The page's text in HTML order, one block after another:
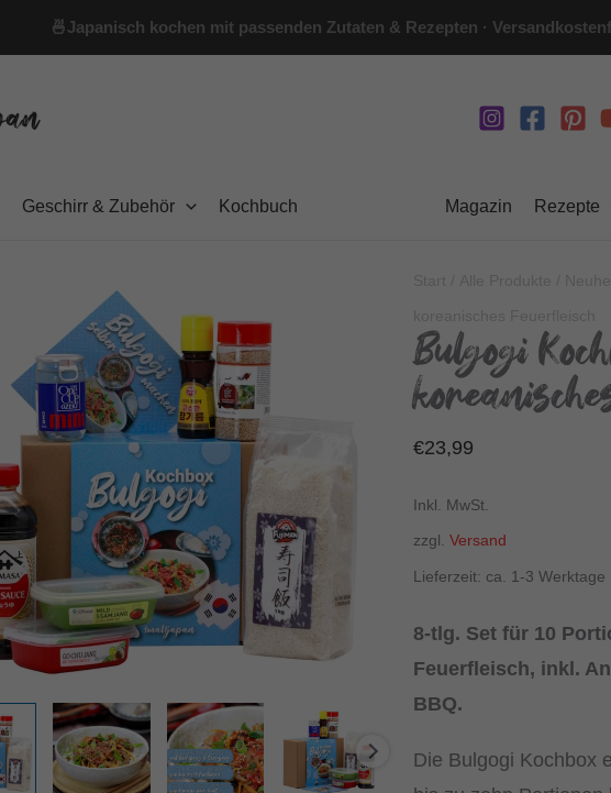
🍜Japanisch kochen mit passenden Zutaten & Rezepten ·
Geschirr & Zubehör Kochbuch Magazin Rezepte
Bulgogi
€23,99
Inkl. MwSt.
zzgl. Versand
Lieferzeit: ca. 1-3 Werktage
8-tlg. Set für 10
Feuerfleisch, inkl.
BBQ.
Die Bulgogi Kochbox